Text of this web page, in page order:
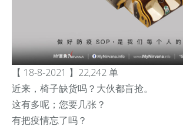
【 18-8-2021 】22,242 单
近来，椅子缺货吗？大伙都盲抢。
这有多呢；您要几张？
有把疫情忘了吗？